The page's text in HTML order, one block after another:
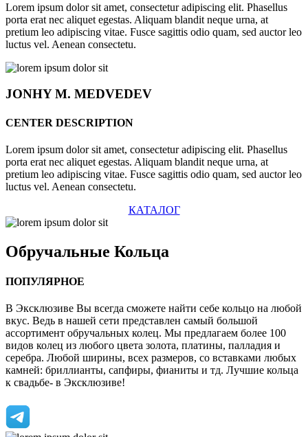
Lorem ipsum dolor sit amet, consectetur adipiscing elit. Phasellus
porta erat nec aliquet egestas. Aliquam blandit neque urna, at
pretium leo adipiscing vitae. Fusce sagittis odio quam, sed auctor leo
luctus vel. Aenean consectetu.
JONHYM. MEDVEDEV
CENTER DESCRIPTION
Lorem ipsum dolor sit amet, consectetur adipiscing elit. Phasellus
porta erat nec aliquet egestas. Aliquam blandit neque urna, at
pretium leo adipiscing vitae. Fusce sagittis odio quam, sed auctor leo
luctus vel. Aenean consectetu.
КАТАЛОГ
Обручальные Кольца
ПОПУЛЯРНОЕ
В Эксклюзиве Вы всегда сможете найти себе кольцо на любой
вкус. Ведь в нашей сети представлен самый большой
ассортимент обручальных колец. Мы предлагаем более 100
видов колец из любого цвета золота, платины, палладия и
серебра. Любой ширины, всех размеров, со вставками любых
камней: бриллианты, сапфиры, фианиты и тд. Лучшие кольца
к свадьбе- в Эксклюзиве!